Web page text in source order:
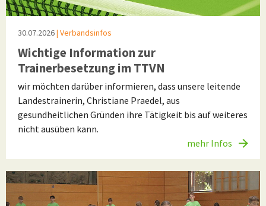
30.07.2026| Verbandsinfos
Wichtige Information zur
Trainerbesetzung im TTVN
wir möchten darüber informieren, dass unsere leitende
Landestrainerin, Christiane Praedel, aus
gesundheitlichen Gründen ihre Tätigkeit bis auf weiteres
nicht ausüben kann.
mehr Infos